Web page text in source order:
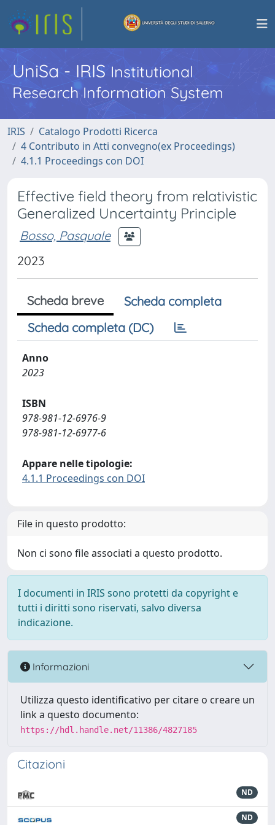
UniSa - IRISInstitutional
Research Information System
IRIS
Catalogo Prodotti Ricerca
4 Contributo in Atti convegno(ex Proceedings)
4.1.1 Proceedings con DOI
Effective field theory from relativistic
Generalized Uncertainty Principle
Bosso, Pasquale
2023
Scheda breve
Scheda completa
Scheda completa (DC)
Anno
2023
ISBN
978-981-12-6976-9
978-981-12-6977-6
Appare nelle tipologie:
4.1.1 Proceedings con DOI
File in questo prodotto:
Non ci sono file associati a questo prodotto.
I documenti in IRIS sono protetti da copyright e
tutti i diritti sono riservati, salvo diversa
indicazione.
Informazioni
Utilizza questo identificativo per citare o creare un
link a questo documento:
https://hdl.handle.net/11386/4827185
Citazioni
ND
ND